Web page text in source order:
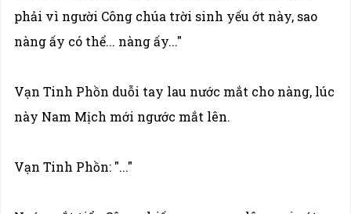
phải vì người Công chúa trời sinh yếu ớt này, sao
nàng ấy có thể... nàng ấy..."
Vạn Tinh Phồn duỗi tay lau nước mắt cho nàng, lúc
này Nam Mịch mới ngước mắt lên.
Vạn Tinh Phồn: "..."